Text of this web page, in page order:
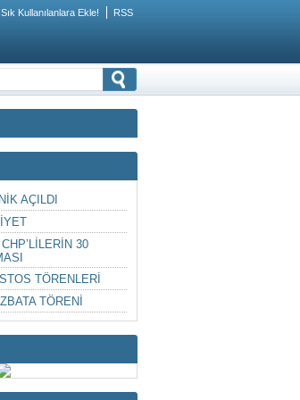
Sık Kullanılanlara Ekle! RSS
AÇILDI
30
TÖRENLERİ
TÖRENİ